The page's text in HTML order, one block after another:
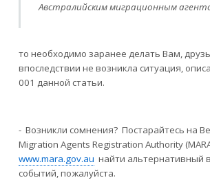
Австралийским миграционным
то необходимо заранее делать Вам,
впоследствии не возникла ситуация,
001 данной статьи.
- Возникли сомнения? Постарайтесь на
Migration Agents Registration Authority
www.mara.gov.au найти альтернативный
событий, пожалуйста.